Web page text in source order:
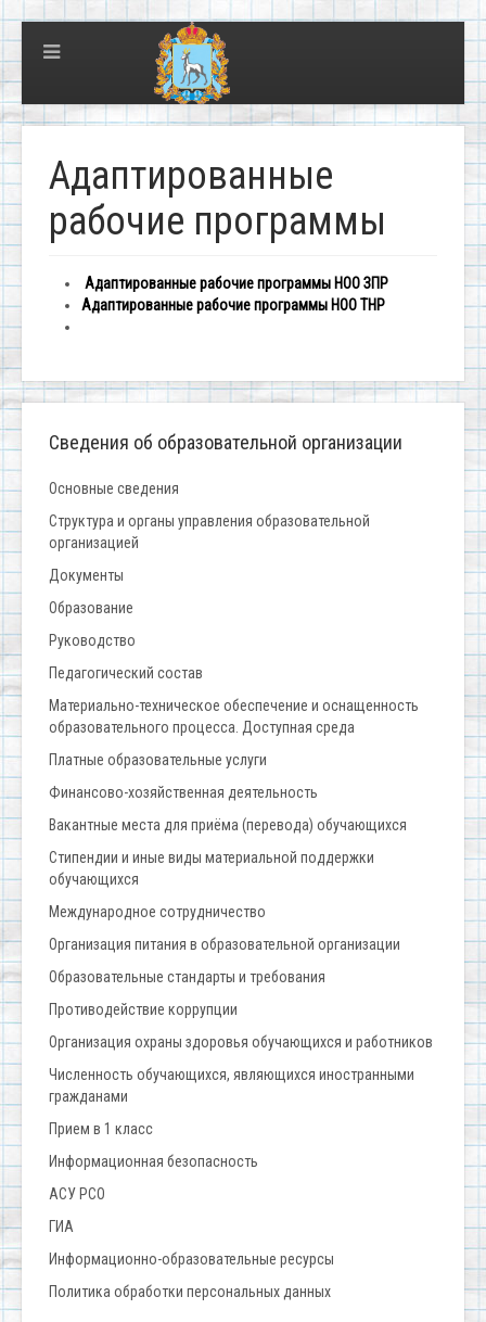
Адаптированные
рабочие программы
Адаптированные рабочие программы НОО ЗПР
Адаптированные рабочие программы НОО ТНР
Сведения об образовательной организации
Основные сведения
Структура и органы управления образовательной
организацией
Документы
Образование
Руководство
Педагогический состав
Материально-техническое обеспечение и оснащенность
образовательного процесса. Доступная среда
Платные образовательные услуги
Финансово-хозяйственная деятельность
Вакантные места для приёма (перевода) обучающихся
Стипендии и иные виды материальной поддержки
обучающихся
Международное сотрудничество
Организация питания в образовательной организации
Образовательные стандарты и требования
Противодействие коррупции
Организация охраны здоровья обучающихся и работников
Численность обучающихся, являющихся иностранными
гражданами
Прием в 1 класс
Информационная безопасность
АСУ РСО
ГИА
Информационно-образовательные ресурсы
Политика обработки персональных данных